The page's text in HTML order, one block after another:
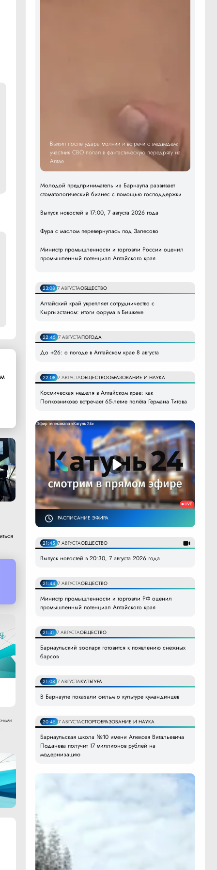
Выжил после удара молнии и встречи с медведем:
участник СВО попал в фантастическую передрягу на
Алтае
Молодой предприниматель из Барнаула развивает
стоматологический бизнес с помощью господдержки
Выпуск новостей в 17:00, 7 августа 2026 года
Фура с маслом перевернулась под Залесово
Министр промышленности и торговли России оценил
промышленный потенциал Алтайского края
23:08 7 АВГУСТАОБЩЕСТВО
Алтайский край укрепляет сотрудничество с
Кыргызстаном: итоги форума в Бишкеке
22:45 7 АВГУСТАПОГОДА
До +26: о погоде в Алтайском крае 8 августа
22:08 7 АВГУСТАОБЩЕСТВООБРАЗОВАНИЕ И НАУКА
Космическая неделя в Алтайском крае: как
Полковниково встречает 65-летие полёта Германа Титова
РАСПИСАНИЕ ЭФИРА
21:45 7 АВГУСТАОБЩЕСТВО
Выпуск новостей в 20:30, 7 августа 2026 года
21:44 7 АВГУСТАОБЩЕСТВО
Министр промышленности и торговли РФ оценил
промышленный потенциал Алтайского края
21:31 7 АВГУСТАОБЩЕСТВО
Барнаульский зоопарк готовится к появлению снежных
барсов
21:08 7 АВГУСТАКУЛЬТУРА
В Барнауле показали фильм о культуре кумандинцев
20:45 7 АВГУСТАСПОРТОБРАЗОВАНИЕ И НАУКА
Барнаульская школа №10 имени Алексея Витальевича
Поданева получит 17 миллионов рублей на
модернизацию